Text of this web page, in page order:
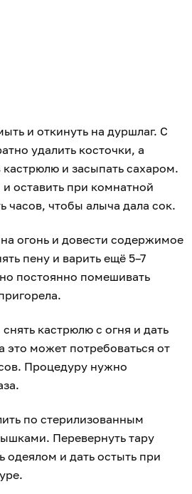
и откинуть на дуршлаг. С
удалить косточки, а
и засыпать сахаром.
оставить при комнатной
часов, чтобы алыча дала сок.
огонь и довести содержимое
пену и варить ещё 5–7
постоянно помешивать
кастрюлю с огня и дать
это может потребоваться от
Процедуру нужно
по стерилизованным
Перевернуть тару
одеялом и дать остыть при